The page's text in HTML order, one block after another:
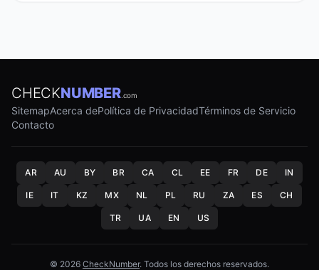
CHECKNUMBER.com
SitemapAcerca dePolítica de PrivacidadTérminos de Servicio
Contacto
AR AU BY BR CA CL EE FR DE IN
IE IT KZ MX NL PL RU ZA ES CH
TR UA EN US
© 2026 CheckNumber. Todos los derechos reservados.